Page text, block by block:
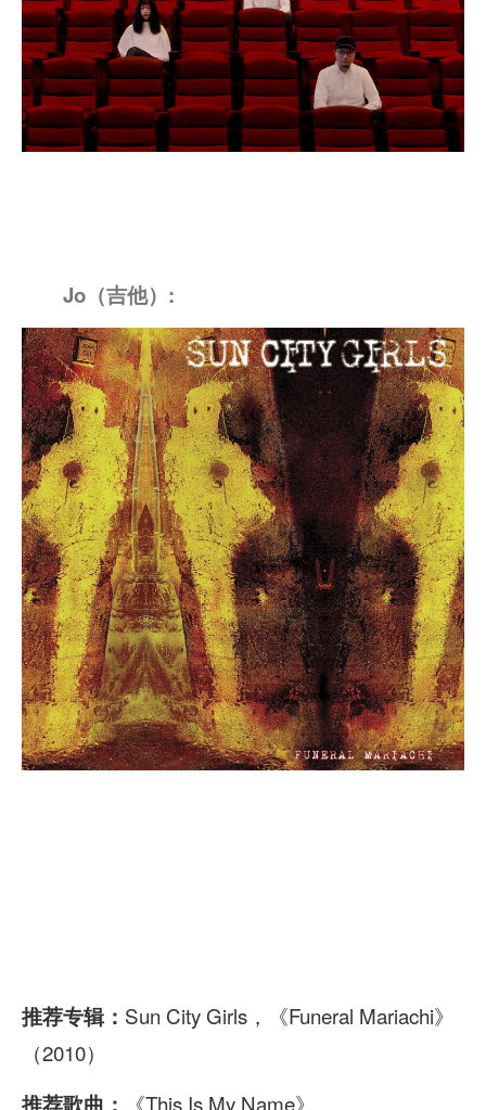
Jo（吉他）:
推荐专辑： Sun City Girls，《Funeral Mariachi》
（2010）
推荐歌曲：
《This Is My Name》